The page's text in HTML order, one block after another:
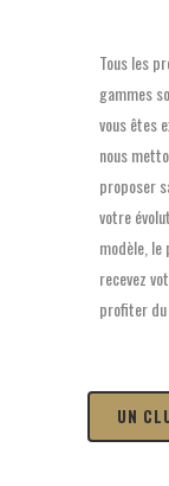
Tous les
gammes
vous êtes
nous
proposer
votre
modèle,
recevez
profiter
UN